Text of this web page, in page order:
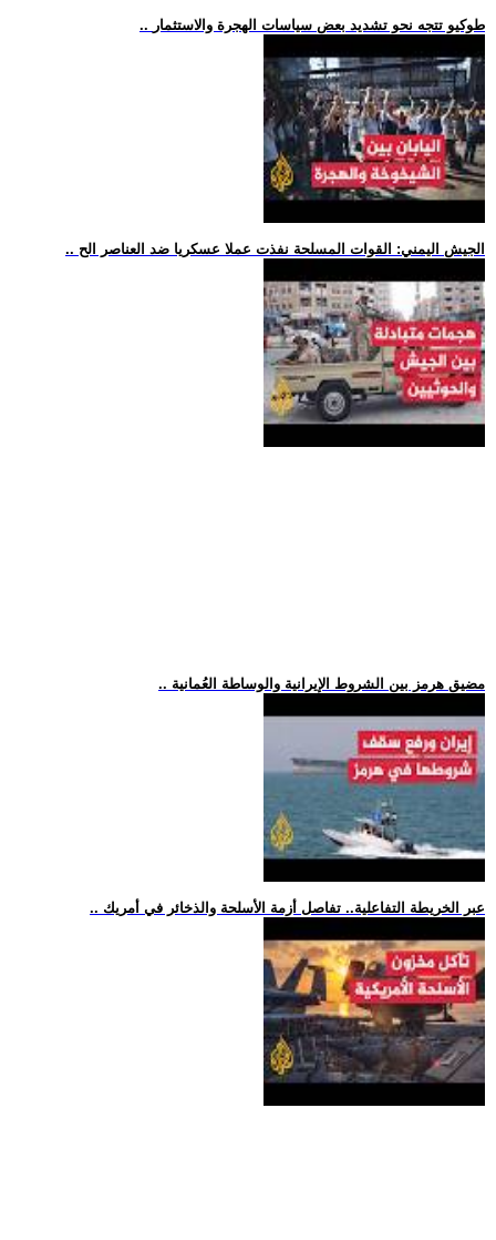
.. طوكيو تتجه نحو تشديد بعض سياسات الهجرة والاستثمار
.. الجيش اليمني: القوات المسلحة نفذت عملا عسكريا ضد العناصر الح
.. مضيق هرمز بين الشروط الإيرانية والوساطة العُمانية
.. عبر الخريطة التفاعلية.. تفاصل أزمة الأسلحة والذخائر في أمريك